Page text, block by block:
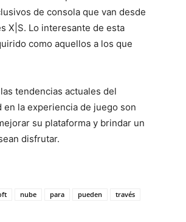
de consola que van desde
X|S. Lo interesante de esta
como aquellos a los que
tendencias actuales del
la experiencia de juego son
su plataforma y brindar un
disfrutar.
nube para pueden
través